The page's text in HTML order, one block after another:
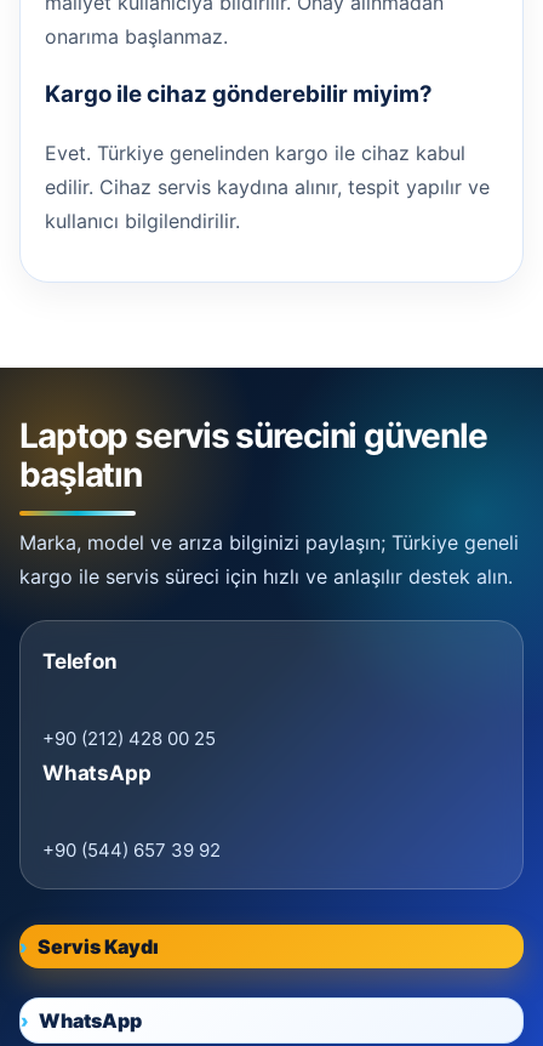
onarıma başlanmaz.
Kargo ile cihaz gönderebilir miyim?
Evet. Türkiye genelinden kargo ile cihaz kabul
edilir. Cihaz servis kaydına alınır, tespit yapılır ve
kullanıcı bilgilendirilir.
Laptop servis sürecini güvenle
başlatın
Marka, model ve arıza bilginizi paylaşın; Türkiye geneli
kargo ile servis süreci için hızlı ve anlaşılır destek alın.
Telefon
+90 (212) 428 00 25
WhatsApp
+90 (544) 657 39 92
Servis Kaydı
WhatsApp